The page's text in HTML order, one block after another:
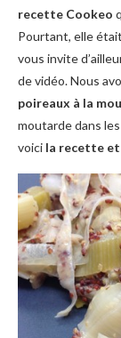
recette Cookeo
Pourtant, elle
vous invite
de vidéo. Nous
poireaux à la
moutarde dans
voici la recette et